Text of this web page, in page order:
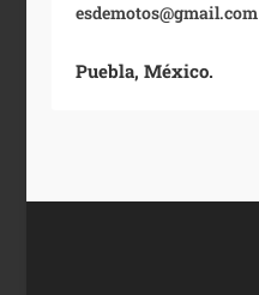
esdemotos@gmail.com
Puebla, México.